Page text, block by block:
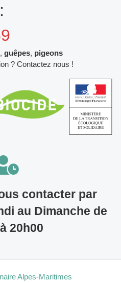
, guêpes, pigeons
? Contactez nous !
contacter par
au Dimanche de
20h00
Alpes-Maritimes